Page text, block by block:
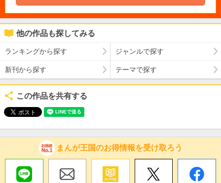
他の作品も探してみる
ランキングから探す ジャンルで探す
新刊から探す テーマで探す
この作品を共有する
まんが王国のお得情報を受け取ろう